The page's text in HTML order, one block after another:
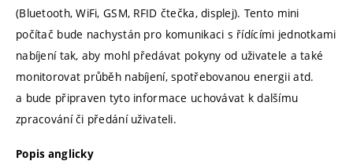
(Bluetooth, WiFi, GSM, RFID čtečka, displej). Tento mini
počítač bude nachystán pro komunikaci s řídícími jednotkami
nabíjení tak, aby mohl předávat pokyny od uživatele a také
monitorovat průběh nabíjení, spotřebovanou energii atd.
a bude připraven tyto informace uchovávat k dalšímu
zpracování či předání uživateli.
Popis anglicky